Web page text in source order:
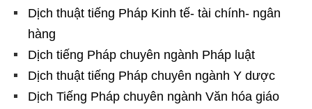
Dịch thuật tiếng Pháp Kinh tế- tài chính- ngân
hàng
Dịch tiếng Pháp chuyên ngành Pháp luật
Dịch thuật tiếng Pháp chuyên ngành Y dược
Dịch Tiếng Pháp chuyên ngành Văn hóa giáo